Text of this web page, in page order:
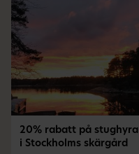
20% rabatt på stughyra
i Stockholms skärgård